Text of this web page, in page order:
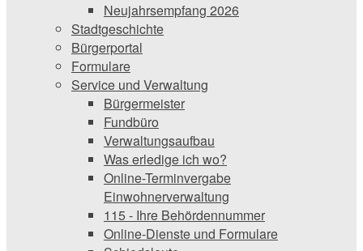
Neujahrsempfang 2026
Stadtgeschichte
Bürgerportal
Formulare
Service und Verwaltung
Bürgermeister
Fundbüro
Verwaltungsaufbau
Was erledige ich wo?
Online-Terminvergabe
Einwohnerverwaltung
115 - Ihre Behördennummer
Online-Dienste und Formulare